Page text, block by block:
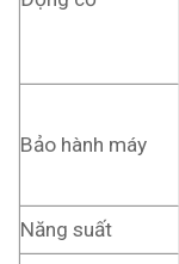
Bảo hành máy
Năng suất